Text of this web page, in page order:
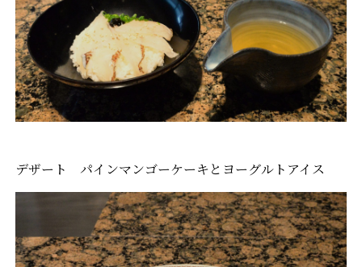
デザート パインマンゴーケーキとヨーグルトアイス